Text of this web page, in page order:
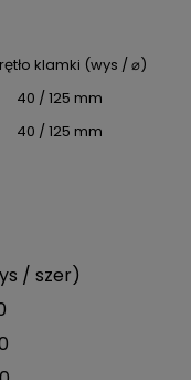
klamki (wys / ⌀)
40 / 125 mm
40 / 125 mm
/ szer)